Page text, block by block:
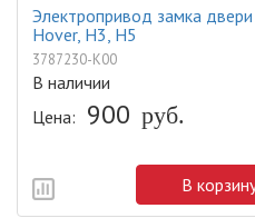
Электропривод замка
Hover, H3, H5
3787230-K00
В наличии
Цена: 900 руб.
В